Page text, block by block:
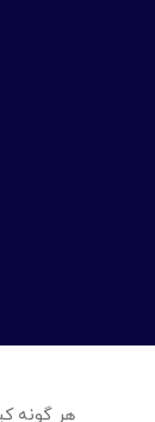
هر گونه